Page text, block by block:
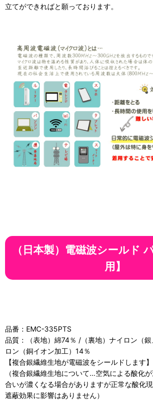
立てができればと願っております。
（日本製）電磁波シールド
用】
品番：EMC-335PTS
品質：（表地）綿74％ /（裏地）ナイロン（
ロン（銅イオン加工）14％
【複合銀繊維生地が電磁波をシールドします】
（複合銀繊維生地について…空気による酸化
合いが濃くなる場合がありますが正常な酸化
遮蔽効果に影響はありません）